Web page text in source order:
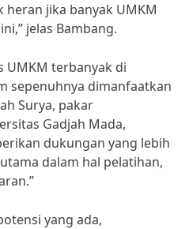
jika banyak UMKM
jelas Bambang.
UMKM terbanyak di
sepenuhnya dimanfaatkan
Surya, pakar
Gadjah Mada,
dukungan yang lebih
dalam hal pelatihan,
yang ada,